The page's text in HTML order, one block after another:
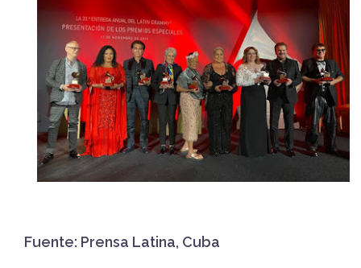
Fuente: Prensa Latina, Cuba